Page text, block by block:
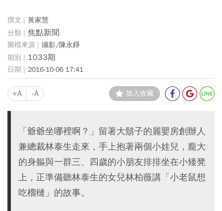
黃家慧
焦點新聞
攝影/陳永錚
1033期
2016-10-06 17:41
+A -A 加入收藏
「爺爺坐哪裡啊？」留著大鬍子的麗嬰房創辦人
兼總裁林泰生走來，手上抱著兩個小娃兒，龐大
的身軀與一群三、四歲的小朋友排排坐在小矮凳
上，正準備聽林泰生的女兒林柏薇講「小老鼠想
吃榴槤」的故事。